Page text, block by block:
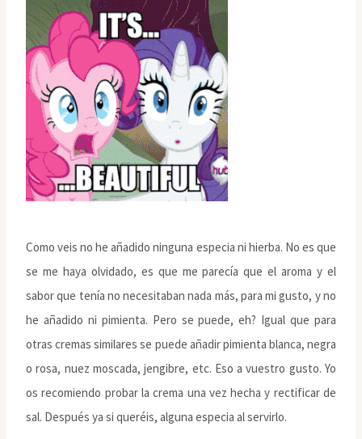
Como veis no he añadido ninguna especia ni hierba. No es que
se me haya olvidado, es que me parecía que el aroma y el
sabor que tenía no necesitaban nada más, para mi gusto, y no
he añadido ni pimienta. Pero se puede, eh? Igual que para
otras cremas similares se puede añadir pimienta blanca, negra
o rosa, nuez moscada, jengibre, etc. Eso a vuestro gusto. Yo
os recomiendo probar la crema una vez hecha y rectificar de
sal. Después ya si queréis, alguna especia al servirlo.